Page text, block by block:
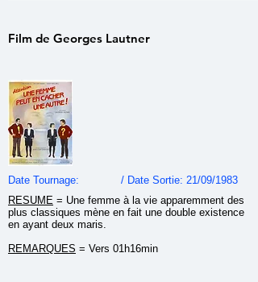
Film de Georges Lautner
Date Tournage: / Date Sortie: 21/09/1983
RESUME = Une femme à la vie apparemment des
plus classiques mène en fait une double existence
en ayant deux maris.
REMARQUES = Vers 01h16min